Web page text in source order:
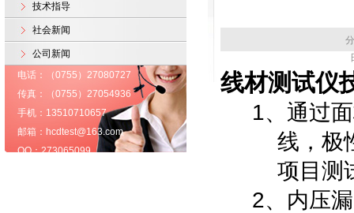
技术指导
社会新闻
公司新闻
电话：（0755）27080727
传真：（0755）27054936
手机：13510710657
邮箱：hcdtest@163.com
QQ：273065099
线材测试仪
1、通过
线，极
项目测
2、 内压